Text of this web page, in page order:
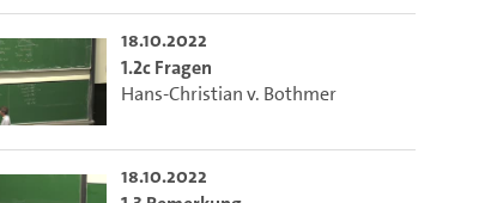
Videoplayer einzubetten.
18.10.2022
1.2c Fragen
Hans-Christian v. Bothmer
18.10.2022